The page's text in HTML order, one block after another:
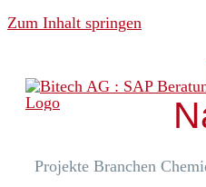
Zum Inhalt springen
Projekte Branchen